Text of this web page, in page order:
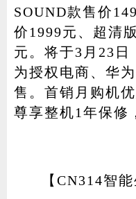
SOUND款售价
价1999元、超清
元。将于3月23
为授权电商、华
售。首销月购机
尊享整机1年保修
【CN314智能